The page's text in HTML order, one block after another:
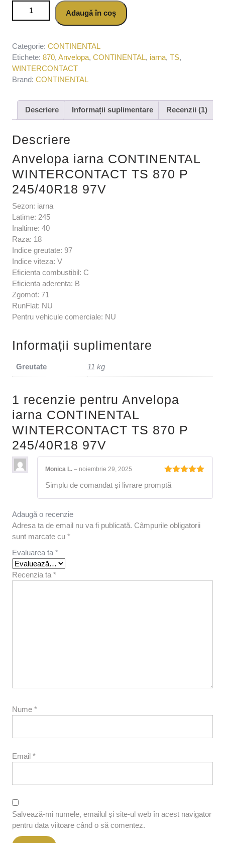
Cantitate Anvelopa iarna CONTINENTAL
WINTERCONTACT TS 870 P 245/40R18 97V
Adaugă în coș
Categorie: CONTINENTAL
Etichete: 870, Anvelopa, CONTINENTAL, iarna, TS,
WINTERCONTACT
Brand: CONTINENTAL
Descriere Informații suplimentare Recenzii (1)
Descriere
Anvelopa iarna CONTINENTAL
WINTERCONTACT TS 870 P
245/40R18 97V
Sezon: iarna
Latime: 245
Inaltime: 40
Raza: 18
Indice greutate: 97
Indice viteza: V
Eficienta combustibil: C
Eficienta aderenta: B
Zgomot: 71
RunFlat: NU
Pentru vehicule comerciale: NU
Informații suplimentare
Greutate 11 kg
1 recenzie pentru Anvelopa
iarna CONTINENTAL
WINTERCONTACT TS 870 P
245/40R18 97V
5din 5
Monica L. – noiembrie 29, 2025
Simplu de comandat și livrare promptă
Adaugă o recenzie
Adresa ta de email nu va fi publicată. Câmpurile obligatorii
sunt marcate cu *
Evaluarea ta *
Recenzia ta *
Nume *
Email *
Salvează-mi numele, emailul și site-ul web în acest navigator
pentru data viitoare când o să comentez.